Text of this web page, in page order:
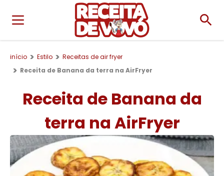
início Estilo
Receitas de air fryer
Receita de Banana da terra na AirFryer
Receita de Banana da
terra na AirFryer